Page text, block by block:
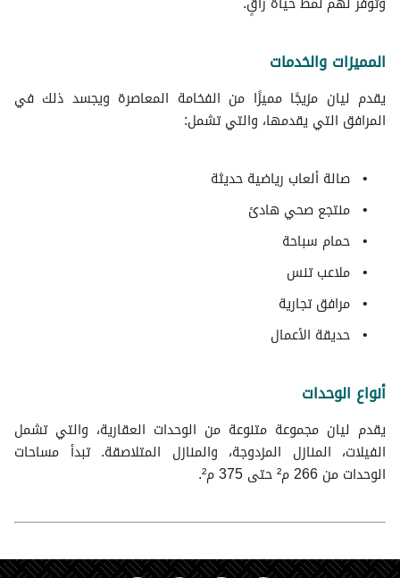
المميزات والخدمات
يقدم ليان مزيجًا مميزًا من الفخامة المعاصرة ويجسد ذلك في
المرافق التي يقدمها، والتي تشمل:
صالة ألعاب رياضية حديثة
منتجع صحي هادئ
حمام سباحة
ملاعب تنس
مرافق تجارية
حديقة الأعمال
أنواع الوحدات
يقدم ليان مجموعة متنوعة من الوحدات العقارية، والتي تشمل
الفيلات، المنازل المزدوجة، والمنازل المتلاصقة. تبدأ مساحات
الوحدات من 266 م² حتى 375 م².